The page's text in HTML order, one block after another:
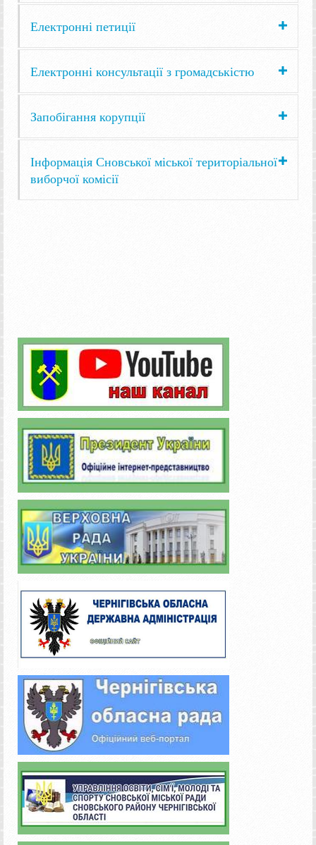
Електронні петиції
Електронні консультації з громадськістю
Запобігання корупції
Інформація Сновської міської територіальної
виборчої комісії